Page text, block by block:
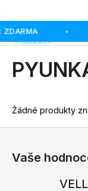
•
Přejít
na
obsah
Žádné produkty
o
š
Zpět
Zpět
C
o
o
t
e
Vaše